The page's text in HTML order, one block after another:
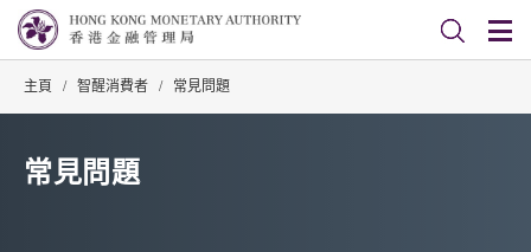
主頁 / 智醒消費者 / 常見問題
常見問題